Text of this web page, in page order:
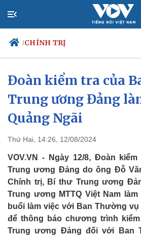
/CHÍNH TRỊ
Chính trị
Tổ chức nhân sự
Nhận diện sự thật
Xã hội
Việc
Biển
Đoàn kiểm tra của
Trung ương Đảng
Quảng Ngãi
Thứ Hai, 14:26, 12/08/2024
VOV.VN - Ngày 12/8, Đoàn
Trung ương Đảng do ông Đỗ
Chính trị, Bí thư Trung ương
Trung ương MTTQ Việt Nam
buổi làm việc với Ban Thường
để thông báo chương trình
Trung ương Đảng đối với Ban